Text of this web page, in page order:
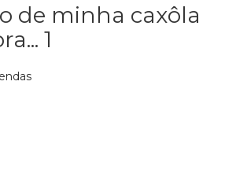
de minha caxôla
1